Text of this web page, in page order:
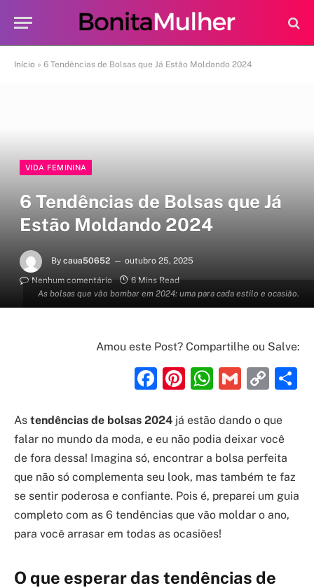
Início » 6 Tendências de Bolsas que Já Estão Moldando 2024
As bolsas que vão bombar em 2024: uma para cada estilo e ocasião.
VIDA FEMININA
6 Tendências de Bolsas que Já
Estão Moldando 2024
By caua50652
outubro 25, 2025
Nenhum comentário
6 Mins Read
Amou este Post? Compartilhe ou Salve:
Facebook
Pinterest
Gmail
As tendências de bolsas 2024 já estão dando o que
falar no mundo da moda, e eu não podia deixar você
de fora dessa! Imagina só, encontrar a bolsa perfeita
que não só complementa seu look, mas também te faz
se sentir poderosa e confiante. Pois é, preparei um guia
completo com as 6 tendências que vão moldar o ano,
para você arrasar em todas as ocasiões!
O que esperar das tendências de